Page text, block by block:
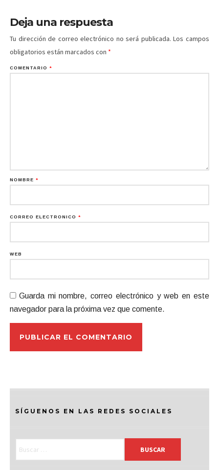
Deja una respuesta
Tu dirección de correo electrónico no será publicada. Los campos
obligatorios están marcados con *
COMENTARIO *
NOMBRE *
CORREO ELECTRÓNICO *
WEB
Guarda mi nombre, correo electrónico y web en este
navegador para la próxima vez que comente.
SÍGUENOS EN LAS REDES SOCIALES